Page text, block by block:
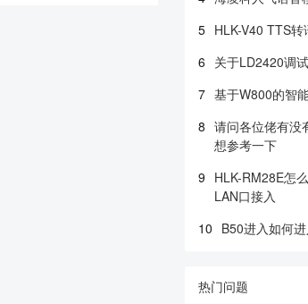
5 HLK-V40 TTS
6 关于LD2420调
7 基于W800的智
8 请问各位佬有没
想参考一下
9 HLK-RM28E怎
LAN口接入
10 B50进入如何
热门问题